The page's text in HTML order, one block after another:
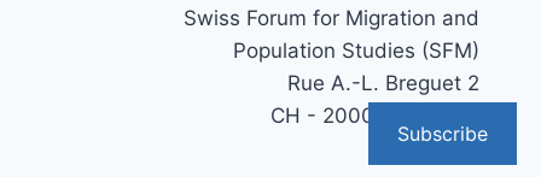
Swiss Forum for Migration and
Population Studies (SFM)
Rue A.-L. Breguet 2
CH - 2000 Neuchâtel
Subscribe